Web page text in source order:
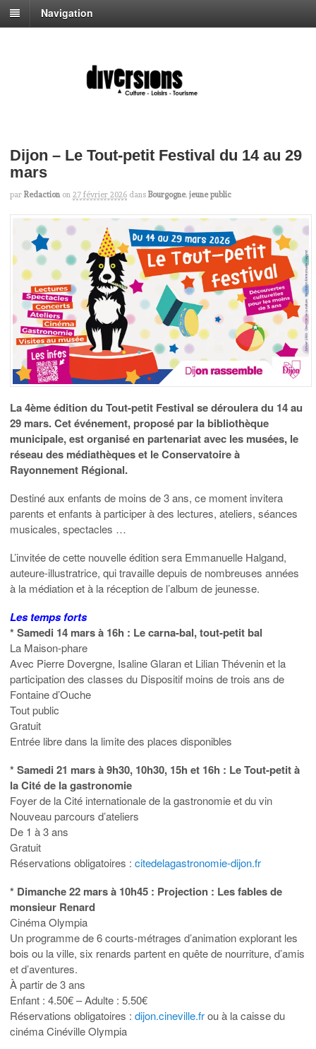
Navigation
Dijon – Le Tout-petit Festival du 14 au 29
mars
par Redaction on 27 février 2026 dans Bourgogne, jeune public
La 4ème édition du Tout-petit Festival se déroulera du 14 au
29 mars. Cet événement, proposé par la bibliothèque
municipale, est organisé en partenariat avec les musées, le
réseau des médiathèques et le Conservatoire à
Rayonnement Régional.
Destiné aux enfants de moins de 3 ans, ce moment invitera
parents et enfants à participer à des lectures, ateliers, séances
musicales, spectacles …
L’invitée de cette nouvelle édition sera Emmanuelle Halgand,
auteure-illustratrice, qui travaille depuis de nombreuses années
à la médiation et à la réception de l’album de jeunesse.
Les temps forts
* Samedi 14 mars à 16h : Le carna-bal, tout-petit bal
La Maison-phare
Avec Pierre Dovergne, Isaline Glaran et Lilian Thévenin et la
participation des classes du Dispositif moins de trois ans de
Fontaine d’Ouche
Tout public
Gratuit
Entrée libre dans la limite des places disponibles
* Samedi 21 mars à 9h30, 10h30, 15h et 16h : Le Tout-petit à
la Cité de la gastronomie
Foyer de la Cité internationale de la gastronomie et du vin
Nouveau parcours d’ateliers
De 1 à 3 ans
Gratuit
Réservations obligatoires : citedelagastronomie-dijon.fr
* Dimanche 22 mars à 10h45 : Projection : Les fables de
monsieur Renard
Cinéma Olympia
Un programme de 6 courts-métrages d’animation explorant les
bois ou la ville, six renards partent en quête de nourriture, d’amis
et d’aventures.
À partir de 3 ans
Enfant : 4.50€ – Adulte : 5.50€
Réservations obligatoires : dijon.cineville.frou à la caisse du
cinéma Cinéville Olympia